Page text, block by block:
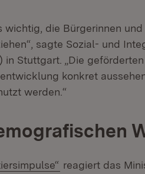
wichtig, die Bürgerinnen
sagte Sozial- und
Stuttgart. „Die
konkret
werden.“
(Öffnet in neuem
reagiert das